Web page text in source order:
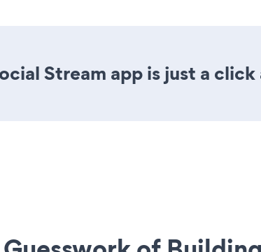
Stream app is just a click